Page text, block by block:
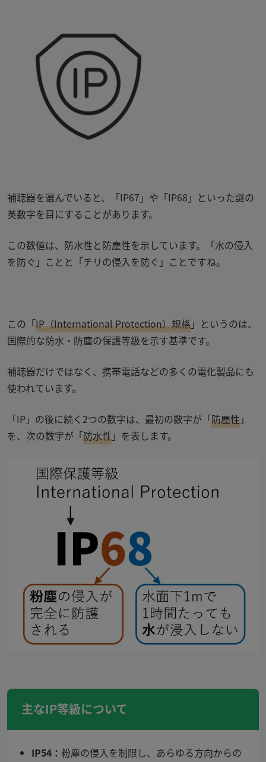
補聴器を選んでいると、「IP67 」や「IP68 」といった謎の
英数字を目にすることがあります。
この数値は、防水性と防塵性を示しています。「水の侵入
を防ぐ」ことと「チリの侵入を防ぐ」ことですね。
この「IP（International Protection）規格」というのは、
国際的な防水・防塵の保護等級を示す基準です。
補聴器だけではなく、携帯電話などの多くの電化製品にも
使われています。
「IP」の後に続く 2つの数字は、最初の数字が「防塵性」
を、次の数字が「防水性」を表します。
主なIP等級について
IP54 ： 粉塵の侵入を制限し、あらゆる方向からの